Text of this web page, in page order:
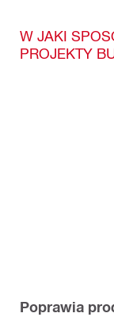
W JAKI
PROJEKTY
Poprawia